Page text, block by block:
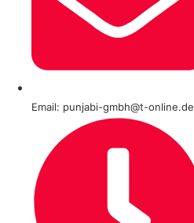
Email: punjabi-gmbh@t-online.de